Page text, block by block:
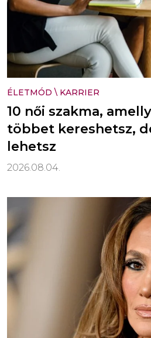
ÉLETMÓD \ KARRIER
10 női szakma,
többet kereshetsz,
lehetsz
2026.08.04.